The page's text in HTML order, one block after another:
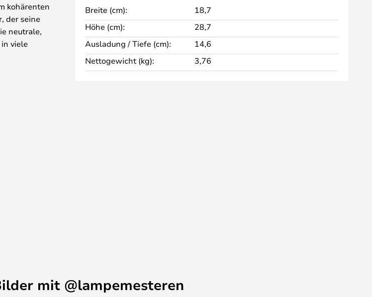
kohärenten
der seine
neutrale,
viele
schönen
Breite (cm):
18,7
Höhe (cm):
28,7
Ausladung / Tiefe (cm):
14,6
Nettogewicht (kg):
3,76
mit @lampemesteren